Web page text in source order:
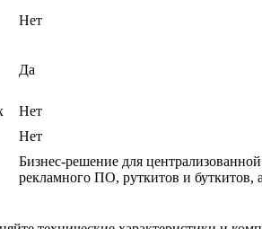
Нет
Да
Нет
Нет
Бизнес-решение для
рекламного ПО, руткитов и буткитов,